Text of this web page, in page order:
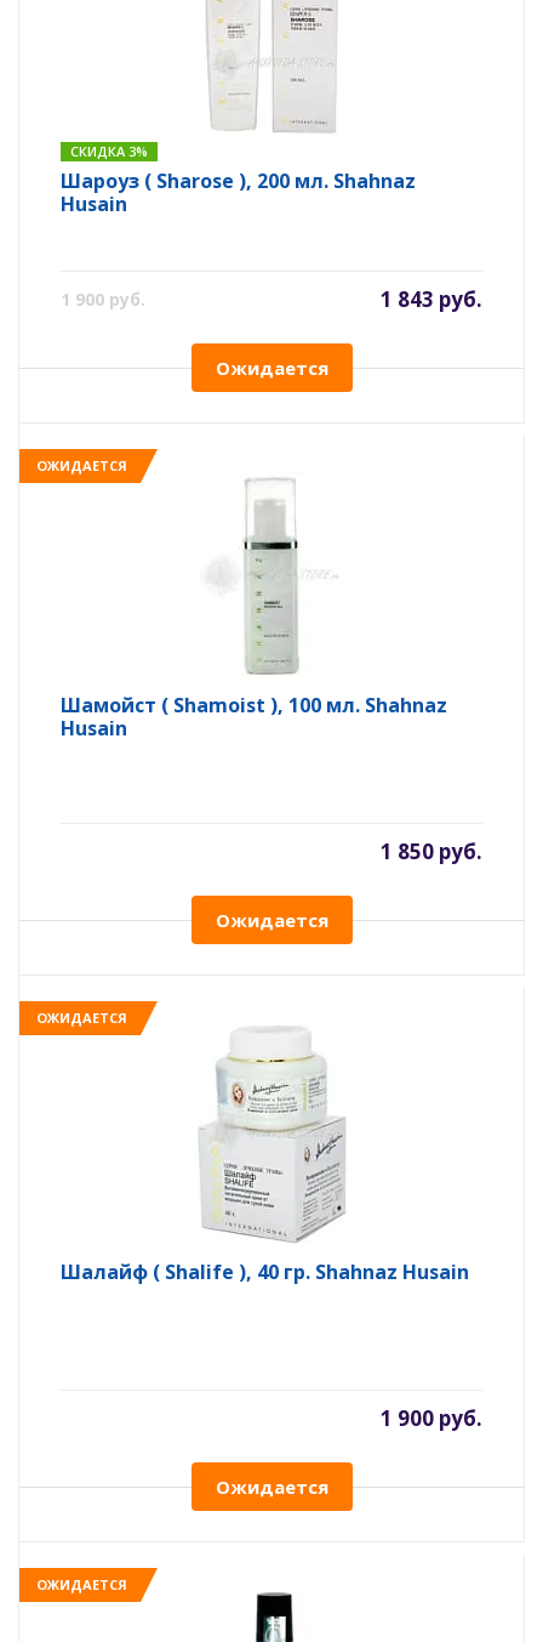
СКИДКА 3%
Шароуз ( Sharose ), 200 мл. Shahnaz
Husain
1 900 руб. 1 843 руб.
Ожидается
ОЖИДАЕТСЯ
Шамойст ( Shamoist ), 100 мл. Shahnaz
Husain
1 850 руб.
Ожидается
ОЖИДАЕТСЯ
Шалайф ( Shalife ), 40 гр. Shahnaz Husain
1 900 руб.
Ожидается
ОЖИДАЕТСЯ